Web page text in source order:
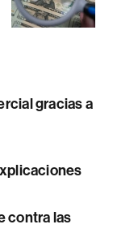
gracias a
contra las